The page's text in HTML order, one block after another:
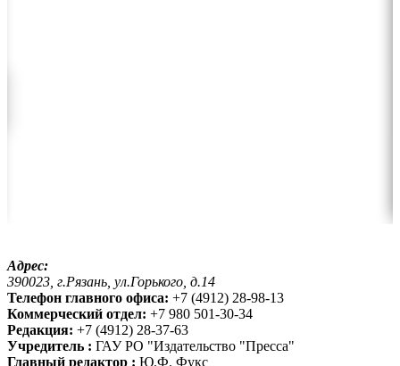
Адрес:
390023, г.Рязань, ул.Горького, д.14
Телефон главного офиса: +7 (4912) 28-98-13
Коммерческий отдел: +7 980 501-30-34
Редакция: +7 (4912) 28-37-63
Учредитель : ГАУ РО "Издательство "Пресса"
Главный редактор : Ю.Ф. Фукс